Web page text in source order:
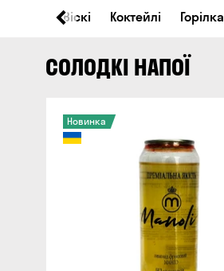
Віскі Коктейлі Горілка
СОЛОДКІ НАПОЇ
Новинка